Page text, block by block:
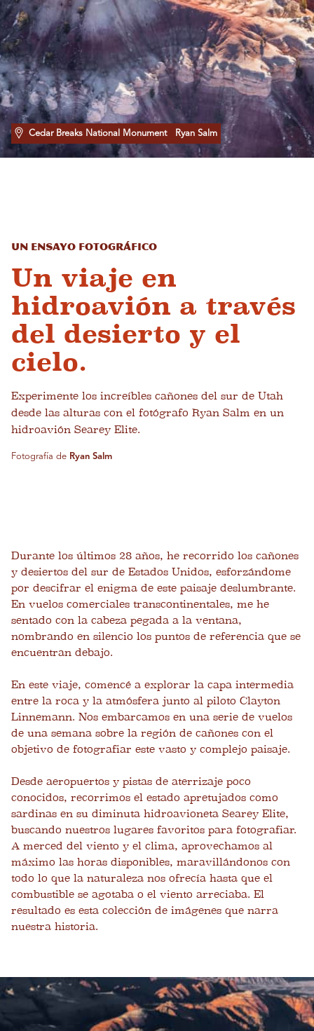
Cedar Breaks National Monument Ryan Salm
Un ensayo fotográfico
Un viaje en
hidroavión a través
del desierto y el
cielo.
Experimente los increíbles cañones del sur de Utah
desde las alturas con el fotógrafo Ryan Salm en un
hidroavión Searey Elite.
Fotografía de Ryan Salm
Durante los últimos 28 años, he recorrido los cañones
y desiertos del sur de Estados Unidos, esforzándome
por descifrar el enigma de este paisaje deslumbrante.
En vuelos comerciales transcontinentales, me he
sentado con la cabeza pegada a la ventana,
nombrando en silencio los puntos de referencia que se
encuentran debajo.
En este viaje, comencé a explorar la capa intermedia
entre la roca y la atmósfera junto al piloto Clayton
Linnemann. Nos embarcamos en una serie de vuelos
de una semana sobre la región de cañones con el
objetivo de fotografiar este vasto y complejo paisaje.
Desde aeropuertos y pistas de aterrizaje poco
conocidos, recorrimos el estado apretujados como
sardinas en su diminuta hidroavioneta Searey Elite,
buscando nuestros lugares favoritos para fotografiar.
A merced del viento y el clima, aprovechamos al
máximo las horas disponibles, maravillándonos con
todo lo que la naturaleza nos ofrecía hasta que el
combustible se agotaba o el viento arreciaba. El
resultado es esta colección de imágenes que narra
nuestra historia.